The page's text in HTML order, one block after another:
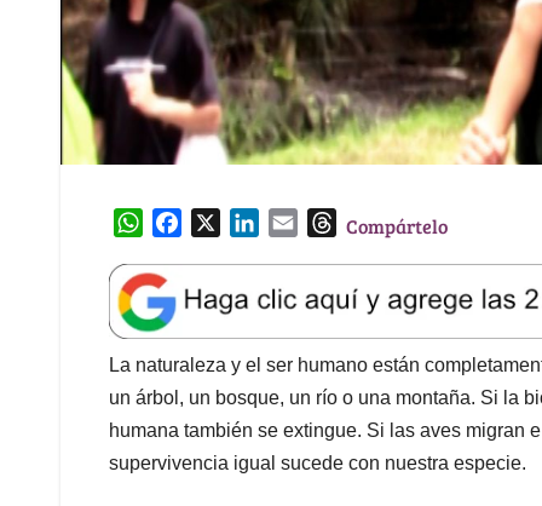
W
a
t
s
A
p
p
e
b
o
o
k
k
e
d
I
n
l
T
e
a
d
s
Compártelo
La naturaleza y el ser humano están
un árbol, un bosque, un río o una montaña. Si la
humana también se extingue. Si las aves migran
supervivencia igual sucede con nuestra especie.